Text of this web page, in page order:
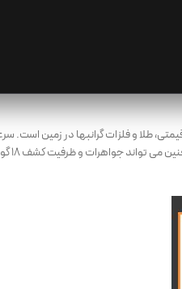
طلا و فلزات گرانبها در زمین است.
مکان